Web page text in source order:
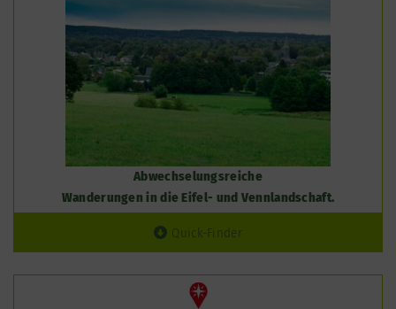
Abwechselungsreiche
Wanderungen in die Eifel- und Vennlandschaft.
Quick-Finder